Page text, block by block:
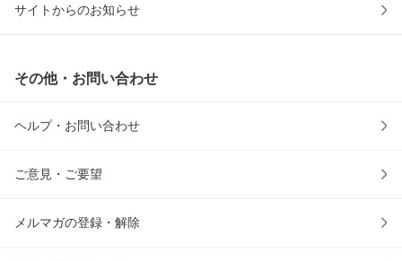
サイトからのお知らせ
その他・お問い合わせ
ヘルプ・お問い合わせ
ご意見・ご要望
メルマガの登録・解除